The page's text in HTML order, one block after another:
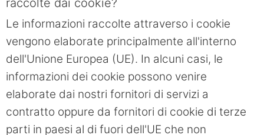
raccolte dai cookie?
Le informazioni raccolte attraverso i cookie
vengono elaborate principalmente all'interno
dell'Unione Europea (UE). In alcuni casi, le
informazioni dei cookie possono venire
elaborate dai nostri fornitori di servizi a
contratto oppure da fornitori di cookie di terze
parti in paesi al di fuori dell'UE che non